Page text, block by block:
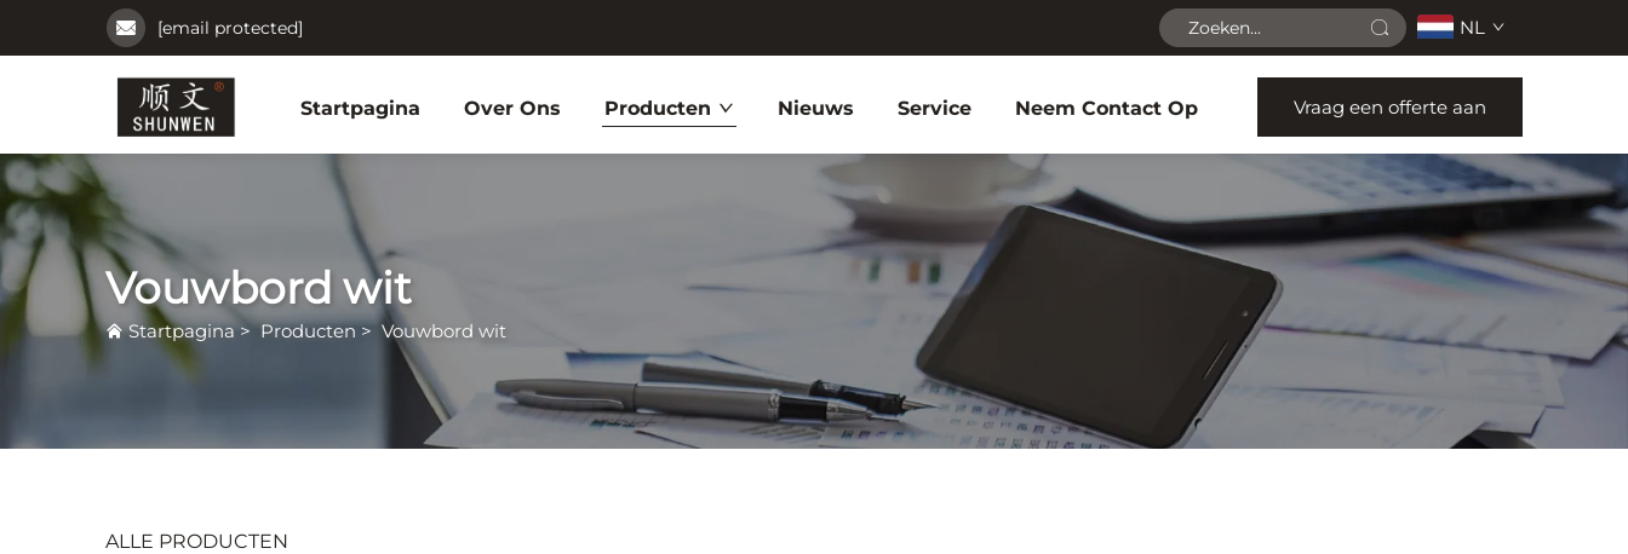
[email protected] NL
Startpagina Over Ons Producten Nieuws Service Neem Contact Op Vraag een offerte aan
Vouwbord wit
Startpagina > Producten > Vouwbord wit
ALLE PRODUCTEN